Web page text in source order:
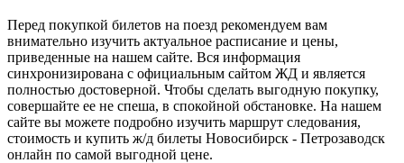
Перед покупкой билетов на поезд рекомендуем вам
внимательно изучить актуальное расписание и цены,
приведенные на нашем сайте. Вся информация
синхронизирована с официальным сайтом ЖД и является
полностью достоверной. Чтобы сделать выгодную покупку,
совершайте ее не спеша, в спокойной обстановке. На нашем
сайте вы можете подробно изучить маршрут следования,
стоимость и купить ж/д билеты Новосибирск - Петрозаводск
онлайн по самой выгодной цене.